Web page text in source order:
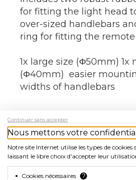
for fitting the light head
over-sized handlebars
ring for fitting the
1x large size (Φ50mm) 1x
(Φ40mm) easier
widths of handlebars
EAN
0602561945877
Continuer sans accepter
Nous mettons votre
Notre site Internet utilise les types de
laissant le libre choix d'accepter leur
Cookies nécessaires ?